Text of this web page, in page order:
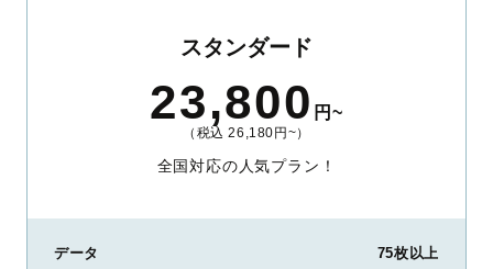
スタンダード
23,800 円~
（税込 26,180円~）
全国対応の人気プラン！
データ
75枚以上